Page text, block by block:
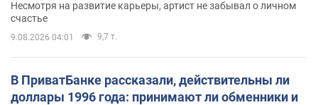
Несмотря на развитие карьеры, артист не забывал о личном
счастье
9.08.2026 04:01 9,7 т.
В ПриватБанке рассказали, действительны ли
доллары 1996 года: принимают ли обменники и